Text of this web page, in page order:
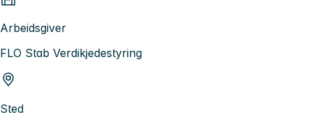
Arbeidsgiver
FLO Stab Verdikjedestyring
Sted